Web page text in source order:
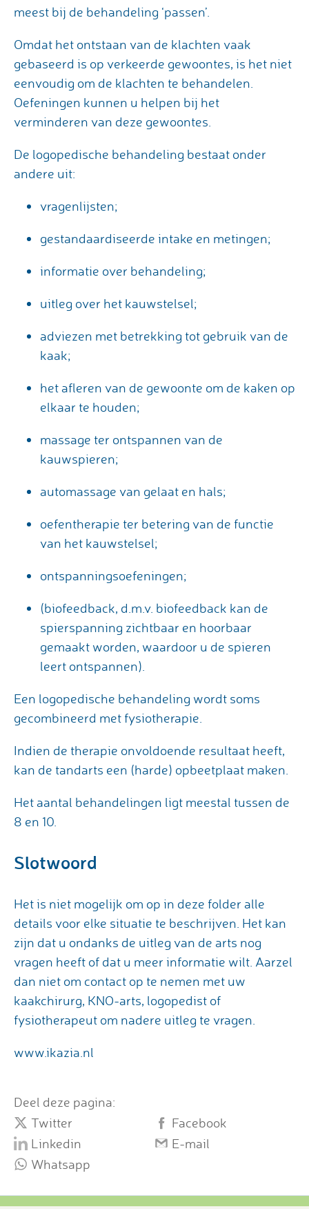
meest bij de behandeling ‘passen’.
Omdat het ontstaan van de klachten vaak
gebaseerd is op verkeerde gewoontes, is het niet
eenvoudig om de klachten te behandelen.
Oefeningen kunnen u helpen bij het
verminderen van deze gewoontes.
De logopedische behandeling bestaat onder
andere uit:
vragenlijsten;
gestandaardiseerde intake en metingen;
informatie over behandeling;
uitleg over het kauwstelsel;
adviezen met betrekking tot gebruik van de
kaak;
het afleren van de gewoonte om de kaken op
elkaar te houden;
massage ter ontspannen van de
kauwspieren;
automassage van gelaat en hals;
oefentherapie ter betering van de functie
van het kauwstelsel;
ontspanningsoefeningen;
(biofeedback, d.m.v. biofeedback kan de
spierspanning zichtbaar en hoorbaar
gemaakt worden, waardoor u de spieren
leert ontspannen).
Een logopedische behandeling wordt soms
gecombineerd met fysiotherapie.
Indien de therapie onvoldoende resultaat heeft,
kan de tandarts een (harde) opbeetplaat maken.
Het aantal behandelingen ligt meestal tussen de
8 en 10.
Slotwoord
Het is niet mogelijk om op in deze folder alle
details voor elke situatie te beschrijven. Het kan
zijn dat u ondanks de uitleg van de arts nog
vragen heeft of dat u meer informatie wilt. Aarzel
dan niet om contact op te nemen met uw
kaakchirurg, KNO-arts, logopedist of
fysiotherapeut om nadere uitleg te vragen.
www.ikazia.nl
Deel deze pagina:
Twitter
Facebook
Linkedin
E-mail
Whatsapp